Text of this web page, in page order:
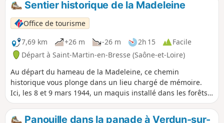
mais riche d’histoire.
Sentier historique de la Madeleine
Office de tourisme
7,69 km
+26 m -26 m 2h 15
Facile
Départ à Saint-Martin-en-Bresse (Saône-et-Loire)
Au départ du hameau de la Madeleine, ce chemin
historique vous plonge dans un lieu chargé de mémoire.
Ici, les 8 et 9 mars 1944, un maquis installé dans les forêts
alentours est surpris et encerclé, entraînant de violents
combats dans les bois, les champs et jusqu’au cœur du
Panouille dans la panade à Verdun-sur-